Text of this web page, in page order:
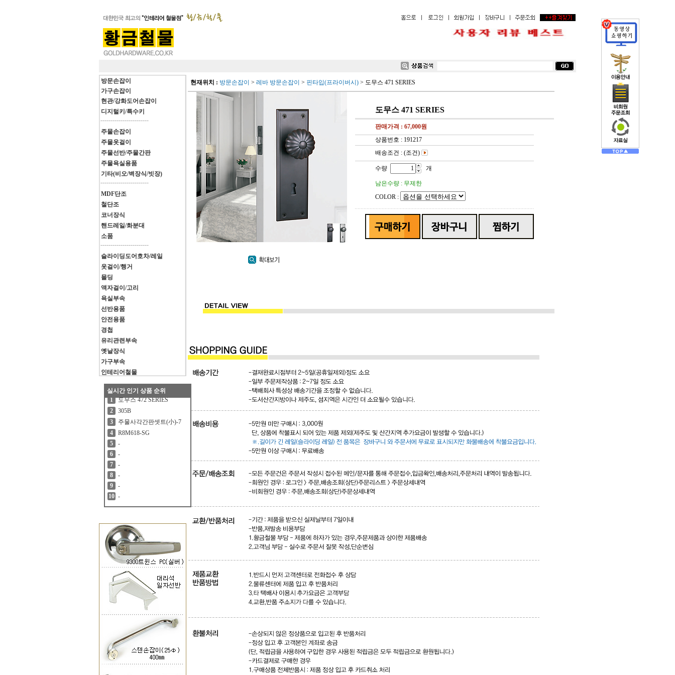
방문손잡이
가구손잡이
현관/강화도어손잡이
디지털키/특수키
------------------------
주물손잡이
주물옷걸이
주물선반/주물간판
주물욕실용품
기타(비오/벽장식/빗장)
------------------------
MDF단조
철단조
코너장식
핸드레일/화분대
소품
------------------------
슬라이딩도어호차/레일
옷걸이/행거
몰딩
액자걸이/고리
욕실부속
선반용품
안전용품
경첩
유리관련부속
옛날장식
가구부속
인테리어철물
실시간 인기 상품 순위
1
도무스 472 SERIES
2
305B
3
주물사각간판셋트(小)-7
4
R8M618-SG
5
-
6
-
7
-
8
-
9
-
10 -
현재위치 : 방문손잡이 > 레바 방문손잡이 > 핀타입(프라이버시) > 도무스 471 SERIES
도무스 471 SERIES
판매가격 : 67,000원
상품번호 : 191217
배송조건 : (조건)
수량 개
남은수량 : 무제한
COLOR :